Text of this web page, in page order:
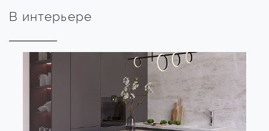
В интерьере